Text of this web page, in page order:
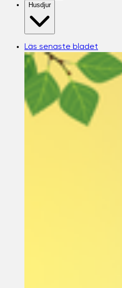
Husdjur
Läs senaste bladet